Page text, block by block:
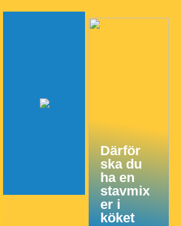
Därför
ska du
ha en
stavmix
er i
köket